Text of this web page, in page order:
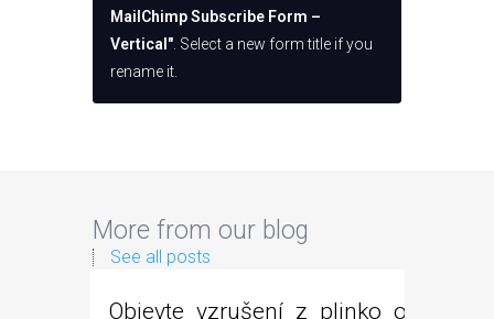
MailChimp Subscribe Form –
Vertical" . Select a new form title if you
rename it.
More from our blog
See all posts